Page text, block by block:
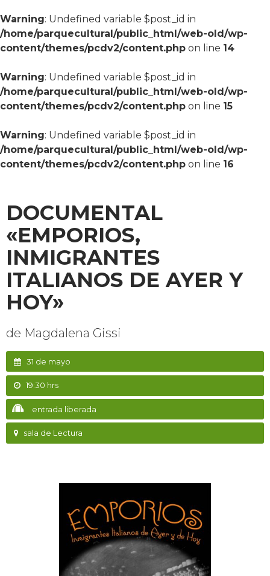
Warning: Undefined variable $post_id in
/home/parquecultural/public_html/web-old/wp-
content/themes/pcdv2/content.php on line 14
Warning: Undefined variable $post_id in
/home/parquecultural/public_html/web-old/wp-
content/themes/pcdv2/content.php on line 15
Warning: Undefined variable $post_id in
/home/parquecultural/public_html/web-old/wp-
content/themes/pcdv2/content.php on line 16
DOCUMENTAL
«EMPORIOS,
INMIGRANTES
ITALIANOS DE AYER Y
HOY»
de Magdalena Gissi
31 de mayo
19:30 hrs
entrada liberada
sala de Lectura